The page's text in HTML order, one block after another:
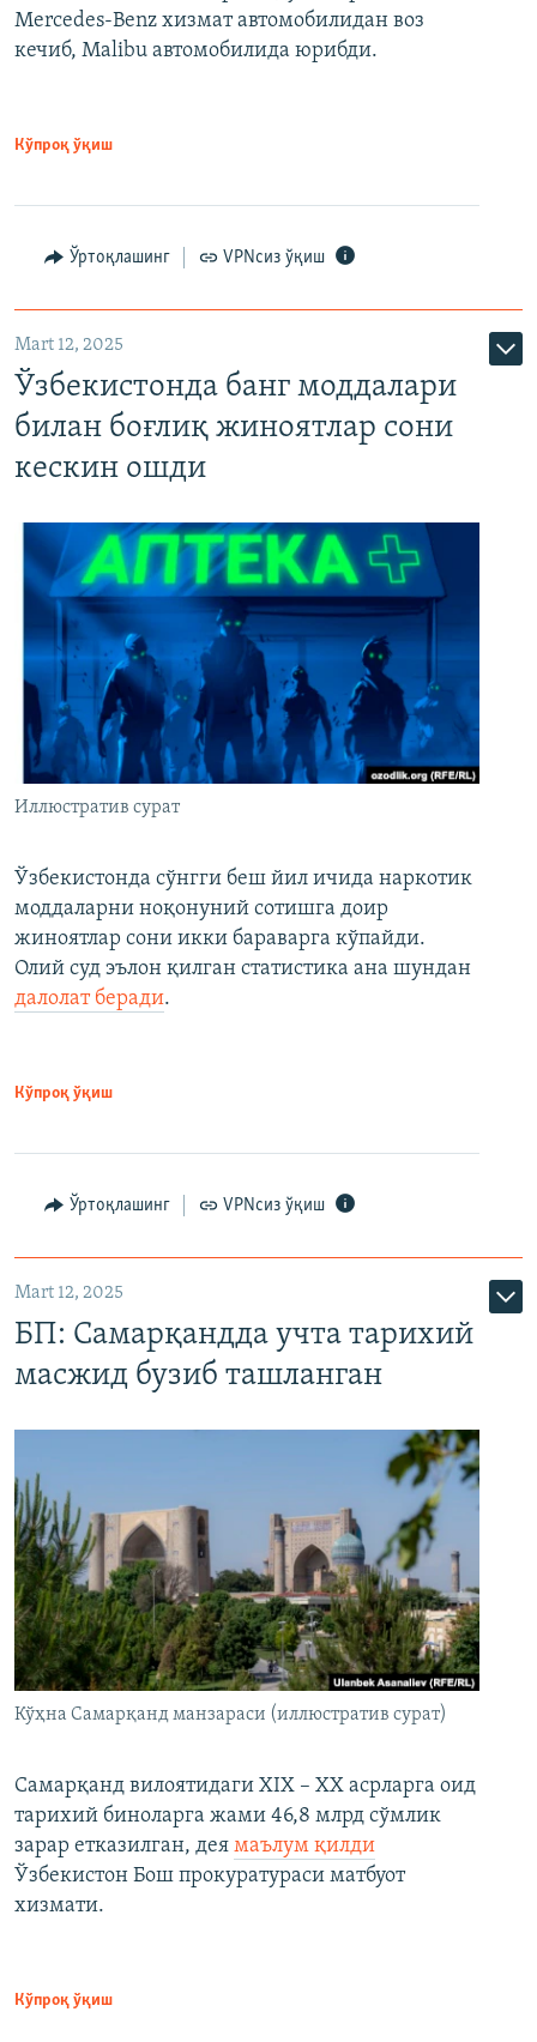
Mercedes-Benz хизмат автомобилидан воз
кечиб, Malibu автомобилида юрибди.
Кўпроқ ўқиш
Ўртоқлашинг VPNсиз ўқиш
Mart 12, 2025
Ўзбекистонда банг моддалари
билан боғлиқ жиноятлар сони
кескин ошди
Иллюстратив сурат
Ўзбекистонда сўнгги беш йил ичида наркотик
моддаларни ноқонуний сотишга доир
жиноятлар сони икки бараварга кўпайди.
Олий суд эълон қилган статистика ана шундан
далолат беради.
Кўпроқ ўқиш
Ўртоқлашинг VPNсиз ўқиш
Mart 12, 2025
БП: Самарқандда учта тарихий
масжид бузиб ташланган
Кўҳна Самарқанд манзараси (иллюстратив сурат)
Самарқанд вилоятидаги XIX – XX асрларга оид
тарихий биноларга жами 46,8 млрд сўмлик
зарар етказилган, дея маълум қилди
Ўзбекистон Бош прокуратураси матбуот
хизмати.
Кўпроқ ўқиш